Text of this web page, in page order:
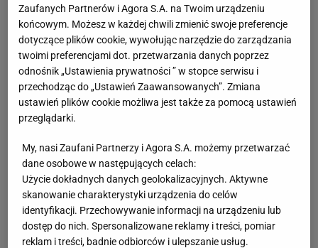
Zaufanych Partnerów i Agora S.A. na Twoim urządzeniu
końcowym. Możesz w każdej chwili zmienić swoje preferencje
dotyczące plików cookie, wywołując narzędzie do zarządzania
twoimi preferencjami dot. przetwarzania danych poprzez
odnośnik „Ustawienia prywatności ” w stopce serwisu i
przechodząc do „Ustawień Zaawansowanych”. Zmiana
ustawień plików cookie możliwa jest także za pomocą ustawień
przeglądarki.
My, nasi Zaufani Partnerzy i Agora S.A. możemy przetwarzać
dane osobowe w następujących celach:
Użycie dokładnych danych geolokalizacyjnych. Aktywne
skanowanie charakterystyki urządzenia do celów
identyfikacji. Przechowywanie informacji na urządzeniu lub
dostęp do nich. Spersonalizowane reklamy i treści, pomiar
reklam i treści, badnie odbiorców i ulepszanie usług.